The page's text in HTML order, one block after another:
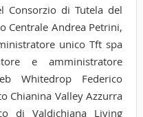
Consorzio di Tutela del
Centrale Andrea Petrini,
unico Tft spa
e amministratore
Whitedrop Federico
Chianina Valley Azzurra
di Valdichiana Living